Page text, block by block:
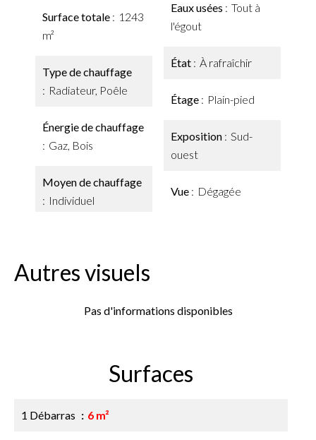
Surface totale
1243
m²
Type de chauffage
Radiateur, Poêle
Énergie de chauffage
Gaz, Bois
Moyen de chauffage
Individuel
Eaux usées
Tout à
l'égout
État À rafraîchir
Étage Plain-pied
Exposition
Sud-
ouest
Vue Dégagée
Autres visuels
Pas d'informations disponibles
Surfaces
1 Débarras 6 m²